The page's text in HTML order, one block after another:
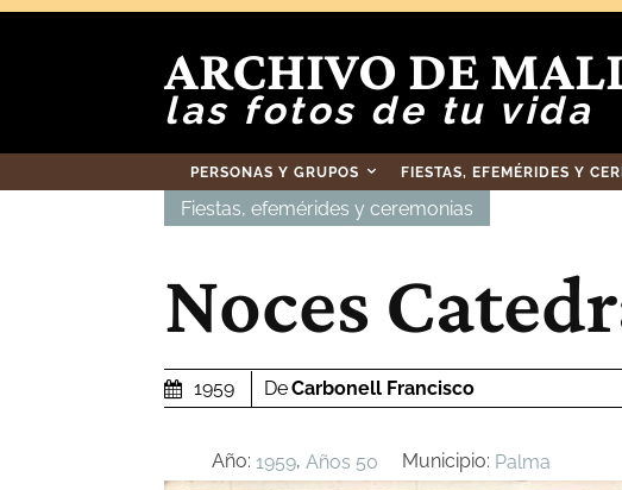
ARCHIVO DE
las fotos de tu vida
PERSONAS Y GRUPOS FIESTAS, EFEMÉRIDES Y
Fiestas, efemérides y ceremonias
Noces
1959 DeCarbonell Francisco
Año: 1959, Años 50 Municipio: Palma